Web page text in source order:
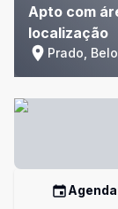
Apto com
localização
Prado,